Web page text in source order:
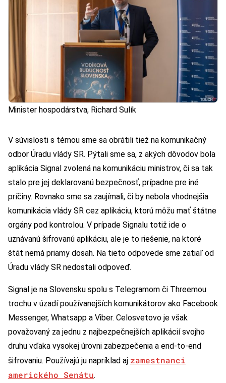
Minister hospodárstva, Richard Sulík
V súvislosti s témou sme sa obrátili tiež na komunikačný
odbor Úradu vlády SR. Pýtali sme sa, z akých dôvodov bola
aplikácia Signal zvolená na komunikáciu ministrov, či sa tak
stalo pre jej deklarovanú bezpečnosť, prípadne pre iné
príčiny. Rovnako sme sa zaujímali, či by nebola vhodnejšia
komunikácia vlády SR cez aplikáciu, ktorú môžu mať štátne
orgány pod kontrolou. V prípade Signalu totiž ide o
uznávanú šifrovanú aplikáciu, ale je to riešenie, na ktoré
štát nemá priamy dosah. Na tieto odpovede sme zatiaľ od
Úradu vlády SR nedostali odpoveď.
Signal je na Slovensku spolu s Telegramom či Threemou
trochu v úzadí používanejších komunikátorov ako Facebook
Messenger, Whatsapp a Viber. Celosvetovo je však
považovaný za jednu z najbezpečnejších aplikácií svojho
druhu vďaka vysokej úrovni zabezpečenia a end-to-end
šifrovaniu. Používajú ju napríklad aj zamestnanci
amerického Senátu.